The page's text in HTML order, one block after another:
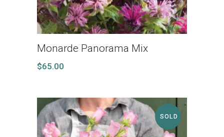
Monarde Panorama Mix
$65.00
SOLD